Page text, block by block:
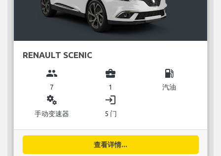
RENAULT SCENIC
group
7
business_center
1
local_gas_station
汽油
miscellaneous_services
手动变速器
login
5 门
查看详情...